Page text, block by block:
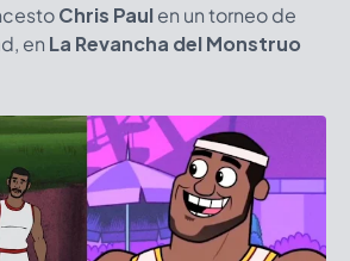
Chris Paulen un torneo de
en La Revancha del Monstruo